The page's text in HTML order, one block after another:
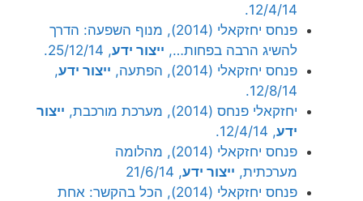
12/4/14.
פנחס יחזקאלי (2014), מנוף השפעה: הדרך
להשיג הרבה בפחות…, ייצור ידע, 25/12/14.
פנחס יחזקאלי (2014), הפתעה,
ייצור ידע,
12/8/14.
יחזקאלי פנחס (2014), מערכת מורכבת,
ייצור
ידע, 12/4/14.
פנחס יחזקאלי (2014), מהלומה
מערכתית, ייצור ידע, 21/6/14
פנחס יחזקאלי (2014), הכל בהקשר: אחת